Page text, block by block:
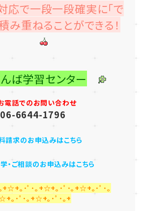
応で一段一段確実に「で
積み重ねることができる！
ば学習センター
電話でのお問い合わせ
06-6644-1796
請求のお申込みはこちら
・ご相談のお申込みはこちら
+☆+｡･ﾟ･｡+☆+｡･ﾟ･｡+☆+｡･ﾟ･｡
｡･ﾟ･｡+☆+｡･ﾟ･｡+